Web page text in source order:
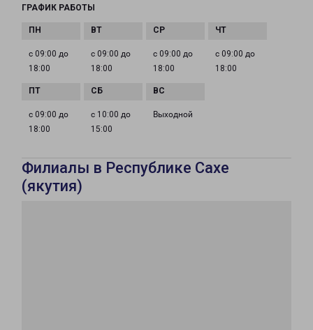
ГРАФИК РАБОТЫ
с 09:00 до
18:00
с 09:00 до
18:00
с 09:00 до
18:00
с 09:00 до
18:00
с 09:00 до
18:00
с 10:00 до
15:00
Выходной
Филиалы в Республике Сахе
(якутия)